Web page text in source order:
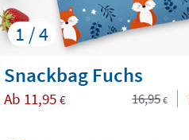
1 / 4
Snackbag Fuchs
Ab 11,95 € 16,95 €